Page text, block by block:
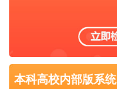
本科高校内部版系统